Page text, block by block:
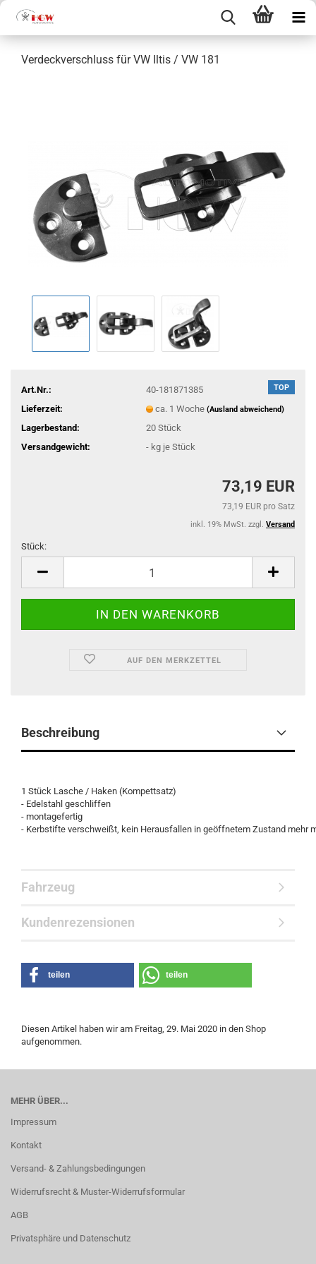
Verdeckverschluss für VW Iltis / VW 181
TOP
Art.Nr.:
40-181871385
Lieferzeit:
ca. 1 Woche (Ausland abweichend)
Lagerbestand: 20 Stück
Versandgewicht:
-kg je Stück
73,19 EUR
73,19 EUR pro Satz
inkl. 19% MwSt. zzgl. Versand
Stück:
AUF DEN MERKZETTEL
Beschreibung
1 Stück Lasche / Haken (Kompettsatz)
- Edelstahl geschliffen
- montagefertig
- Kerbstifte verschweißt, kein Herausfallen in geöffnetem Zustand mehr
Fahrzeug
Kundenrezensionen
teilen teilen
Diesen Artikel haben wir am Freitag, 29. Mai 2020 in den Shop
aufgenommen.
MEHR ÜBER...
Impressum
Kontakt
Versand- & Zahlungsbedingungen
Widerrufsrecht & Muster-Widerrufsformular
AGB
Privatsphäre und Datenschutz